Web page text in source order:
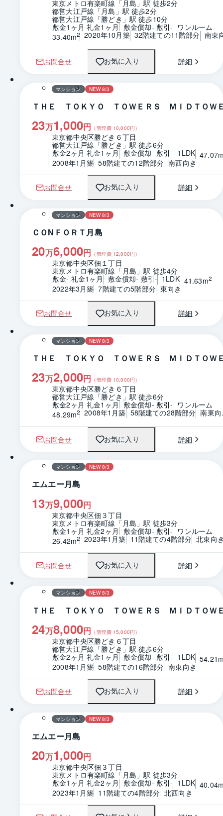
東京メトロ有楽町線「月島」駅 徒歩2分
都営大江戸線「月島」駅 徒歩2分
都営大江戸線「勝どき」駅 徒歩10分
敷金1ヶ月 礼金1ヶ月 敷金償却- 敷引- ワンルーム
33.40m2 2020年10月築 32階建ての11階部分 南東
お問合せ お気に入り 詳細
1 / 0 間取り
マンション NEW 8/3
ＴＨＥ ＴＯＫＹＯ ＴＯＷＥＲＳ ＭＩＤＴＯＷ
23万1,000円 （管理費 10,000円）
東京都中央区勝どき６丁目
都営大江戸線「勝どき」駅 徒歩6分
敷金2ヶ月 礼金1ヶ月 敷金償却- 敷引- 1LDK
2008年1月築 58階建ての12階部分 南西向き
お問合せ お気に入り 詳細
1 / 0 間取り
マンション NEW 8/3
ＣＯNＦＯＲＴ月島
20万6,000円 （管理費 12,000円）
東京都中央区佃１丁目
東京メトロ有楽町線「月島」駅 徒歩4分
敷金- 礼金1ヶ月
敷金償却- 敷引- 1LDK 41.63m2
2022年3月築 7階建ての5階部分 東向き
お問合せ お気に入り 詳細
1 / 0 間取り
マンション NEW 8/3
ＴＨＥ ＴＯＫＹＯ ＴＯＷＥＲＳ ＭＩＤＴＯＷ
23万2,000円 （管理費 10,000円）
東京都中央区勝どき６丁目
都営大江戸線「勝どき」駅 徒歩6分
敷金2ヶ月 礼金1ヶ月 敷金償却- 敷引- ワンルーム
48.29m2 2008年1月築 58階建ての28階部分 南東
お問合せ お気に入り 詳細
1 / 0 間取り
マンション NEW 8/3
エムエー月島
13万9,000円
東京都中央区佃３丁目
東京メトロ有楽町線「月島」駅 徒歩3分
敷金1ヶ月 礼金2ヶ月 敷金償却- 敷引- ワンルーム
26.42m2 2023年1月築 11階建ての4階部分 北東向
お問合せ お気に入り 詳細
1 / 0 間取り
マンション NEW 8/3
ＴＨＥ ＴＯＫＹＯ ＴＯＷＥＲＳ ＭＩＤＴＯＷ
24万8,000円 （管理費 15,000円）
東京都中央区勝どき６丁目
都営大江戸線「勝どき」駅 徒歩6分
敷金2ヶ月 礼金1ヶ月 敷金償却- 敷引- 1LDK
2008年1月築 58階建ての16階部分 南東向き
お問合せ お気に入り 詳細
1 / 0 間取り
マンション NEW 8/3
エムエー月島
20万1,000円
東京都中央区佃３丁目
東京メトロ有楽町線「月島」駅 徒歩3分
敷金1ヶ月 礼金2ヶ月 敷金償却- 敷引- 1LDK
2023年1月築 11階建ての4階部分 北西向き